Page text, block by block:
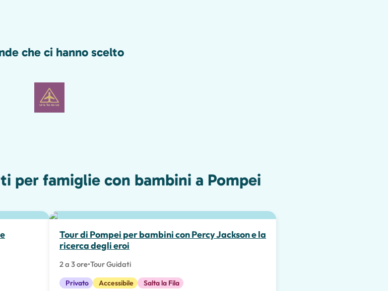
che ci hanno scelto
per famiglie con bambini a Pompei
Tour di Pompei per bambini con Percy Jackson e la
ricerca degli eroi
2 a 3 ore•Tour Guidati
Privato Accessibile Salta la Fila